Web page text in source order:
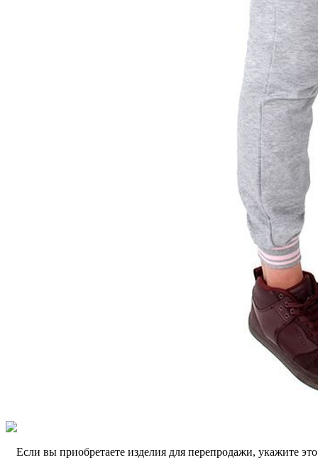
Если вы приобретаете изделия для перепродажи, укажите